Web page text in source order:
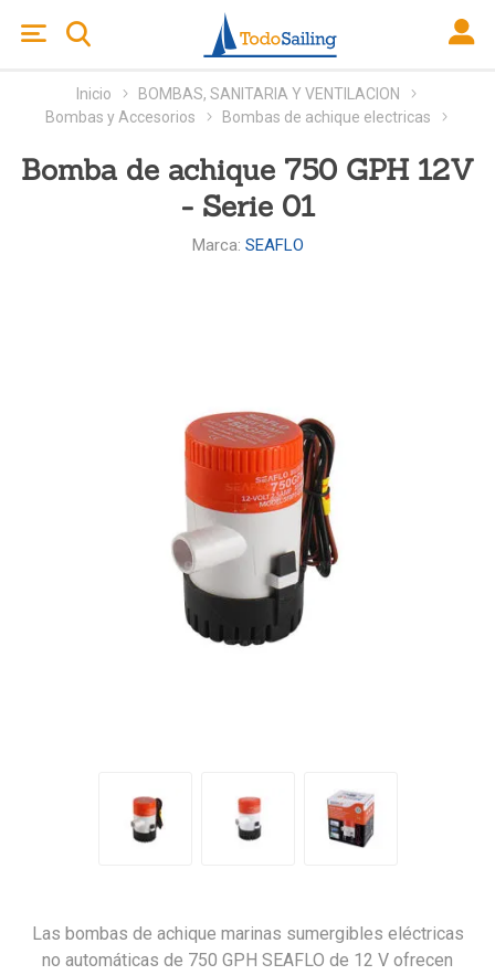
Inicio
BOMBAS, SANITARIA Y VENTILACION
Bombas y Accesorios
Bombas de achique electricas
Bomba de achique 750 GPH 12V
- Serie 01
Marca: SEAFLO
Las bombas de achique marinas sumergibles eléctricas
no automáticas de 750 GPH SEAFLO de 12 V ofrecen